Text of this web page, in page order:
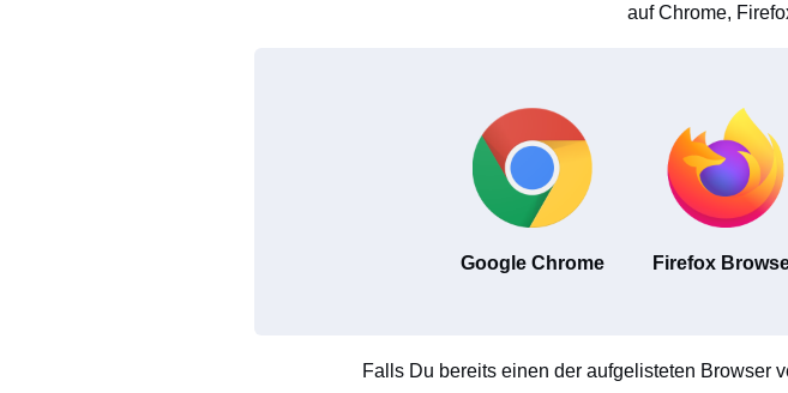
auf Chrome,
Google Chrome Firefox
Falls Du bereits einen der aufgelisteten Browser